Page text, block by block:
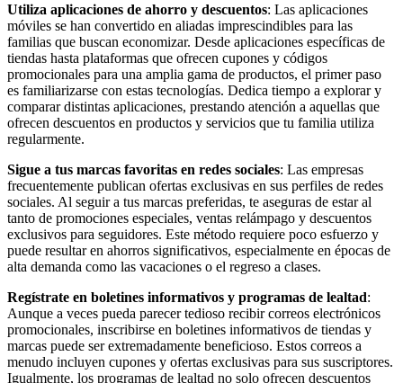
Utiliza aplicaciones de ahorro y descuentos: Las aplicaciones
móviles se han convertido en aliadas imprescindibles para las
familias que buscan economizar. Desde aplicaciones específicas de
tiendas hasta plataformas que ofrecen cupones y códigos
promocionales para una amplia gama de productos, el primer paso
es familiarizarse con estas tecnologías. Dedica tiempo a explorar y
comparar distintas aplicaciones, prestando atención a aquellas que
ofrecen descuentos en productos y servicios que tu familia utiliza
regularmente.
Sigue a tus marcas favoritas en redes sociales: Las empresas
frecuentemente publican ofertas exclusivas en sus perfiles de redes
sociales. Al seguir a tus marcas preferidas, te aseguras de estar al
tanto de promociones especiales, ventas relámpago y descuentos
exclusivos para seguidores. Este método requiere poco esfuerzo y
puede resultar en ahorros significativos, especialmente en épocas de
alta demanda como las vacaciones o el regreso a clases.
Regístrate en boletines informativos y programas de lealtad:
Aunque a veces pueda parecer tedioso recibir correos electrónicos
promocionales, inscribirse en boletines informativos de tiendas y
marcas puede ser extremadamente beneficioso. Estos correos a
menudo incluyen cupones y ofertas exclusivas para sus suscriptores.
Igualmente, los programas de lealtad no solo ofrecen descuentos